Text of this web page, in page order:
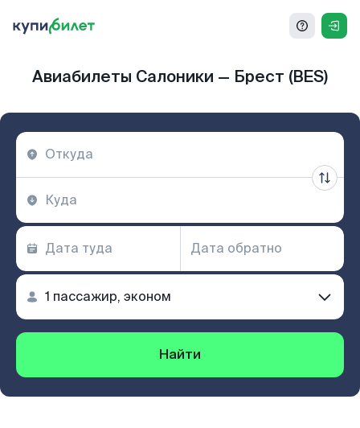
Авиабилеты Салоники — Брест (BES)
Найти